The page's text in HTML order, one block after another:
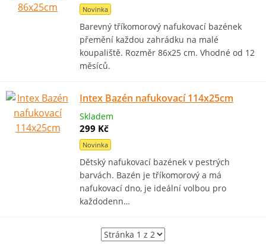
Novinka
Barevný tříkomorový nafukovací bazének
přemění každou zahrádku na malé
koupaliště. Rozměr 86x25 cm. Vhodné od 12
měsíců.
Intex Bazén nafukovací 114x25cm
Skladem
299 Kč
Novinka
Dětský nafukovací bazének v pestrých
barvách. Bazén je tříkomorový a má
nafukovací dno, je ideální volbou pro
každodenn…